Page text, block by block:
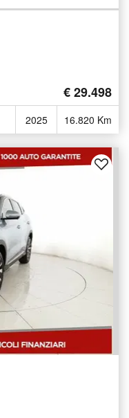
€ 29.498
2025 16.820 Km